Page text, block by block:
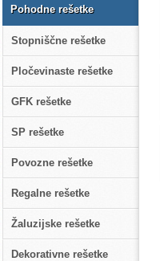
Pohodne rešetke
Stopniščne rešetke
Pločevinaste rešetke
GFK rešetke
SP rešetke
Povozne rešetke
Regalne rešetke
Žaluzijske rešetke
Dekorativne rešetke